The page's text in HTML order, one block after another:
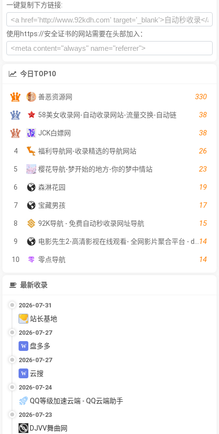
一键复制下方链接:
使用https://安全证书的网站需要在头部加入：
今日TOP10
善恶资源网 330
58美女收录网-自动收录网站-流量交换-自动链 38
JCK白嫖网 38
4 福利导航网-收录精选的导航网站 26
5 樱花导航-梦开始的地方-你的梦中情站 23
6 森淋花园 19
7 宝藏男孩 17
8 92K导航 - 免费自动秒收录网址导航 15
9 14
10 零点导航 14
最新收录
2026-07-31
站长基地
2026-07-27
盘多多
2026-07-27
云搜
2026-07-24
QQ等级加速云端 - QQ云端助手
2026-07-23
DJVV舞曲网